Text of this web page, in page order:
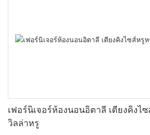
เฟอร์นิเจอร์ห้องนอนอิตาลี เตียงคิงไ
วิลล่าหรู